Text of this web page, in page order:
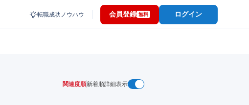
転職成功ノウハウ 会員登録 無料 ログイン
関連度順新着順詳細表示